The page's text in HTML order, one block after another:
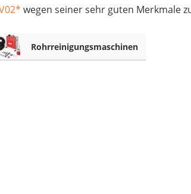
* wegen seiner sehr guten Merkmale
Rohrreinigungsmaschinen